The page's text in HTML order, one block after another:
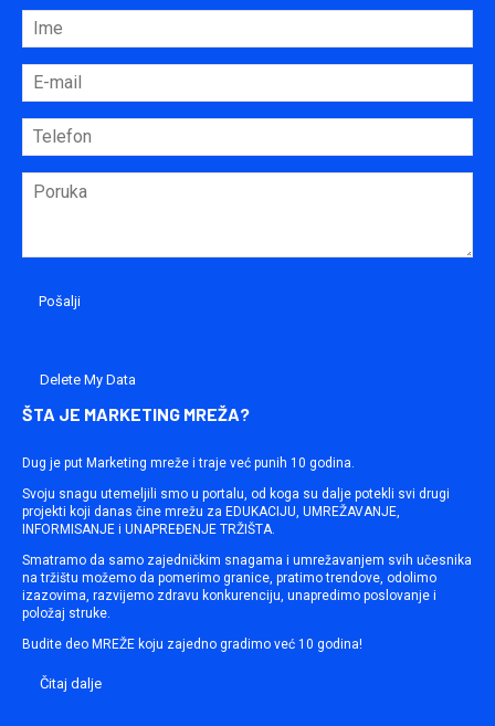
Delete My Data
ŠTA JE MARKETING MREŽA?
Dug je put Marketing mreže i traje već punih 10 godina.
Svoju snagu utemeljili smo u portalu, od koga su dalje potekli svi drugi
projekti koji danas čine mrežu za EDUKACIJU, UMREŽAVANJE,
INFORMISANJE i UNAPREĐENJE TRŽIŠTA.
Smatramo da samo zajedničkim snagama i umrežavanjem svih učesnika
na tržištu možemo da pomerimo granice, pratimo trendove, odolimo
izazovima, razvijemo zdravu konkurenciju, unapredimo poslovanje i
položaj struke.
Budite deo MREŽE koju zajedno gradimo već 10 godina!
Čitaj dalje